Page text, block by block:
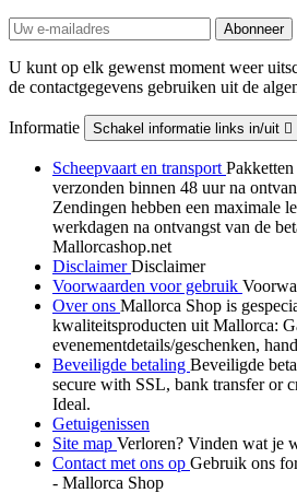
U kunt op elk gewenst moment weer
de contactgegevens gebruiken uit de
Informatie Schakel informatie links in/uit 
Scheepvaart en transport
verzonden binnen 48 uur na
Zendingen hebben een maximale
werkdagen na ontvangst van de
Mallorcashop.net
DisclaimerDisclaimer
Voorwaarden voor gebruik
Over ons Mallorca Shop is
kwaliteitsproducten uit Mallorca:
evenementdetails/geschenken,
Beveiligde betaling Beveiligde
secure with SSL, bank transfer or
Ideal.
Getuigenissen
Site map Verloren? Vinden wat je
Contact met ons op Gebruik ons
- Mallorca Shop